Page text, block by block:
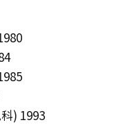
) 1993